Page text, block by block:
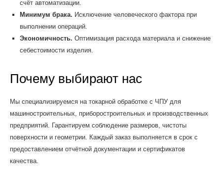
счёт автоматизации.
Минимум брака. Исключение человеческого фактора при
выполнении операций.
Экономичность. Оптимизация расхода материала и снижение
себестоимости изделия.
Почему выбирают нас
Мы специализируемся на токарной обработке с ЧПУ для
машиностроительных, приборостроительных и производственных
предприятий. Гарантируем соблюдение размеров, чистоты
поверхности и геометрии. Каждый заказ выполняется в срок с
предоставлением отчётной документации и сертификатов
качества.